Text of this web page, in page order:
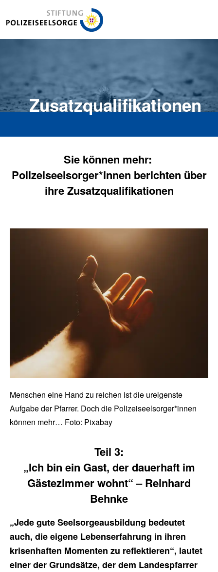
Stiftung Polizeiseelsorge
Zusatzqualifikationen
Sie können mehr:
Polizeiseelsorger*innen berichten über
ihre Zusatzqualifikationen
Menschen eine Hand zu reichen ist die ureigenste
Aufgabe der Pfarrer. Doch die Polizeiseelsorger*innen
können mehr… Foto: Pixabay
Teil 3:
„Ich bin ein Gast, der dauerhaft im
Gästezimmer wohnt“ – Reinhard
Behnke
„Jede gute Seelsorgeausbildung bedeutet
auch, die eigene Lebenserfahrung in ihren
krisenhaften Momenten zu reflektieren“, lautet
einer der Grundsätze, der dem Landespfarrer